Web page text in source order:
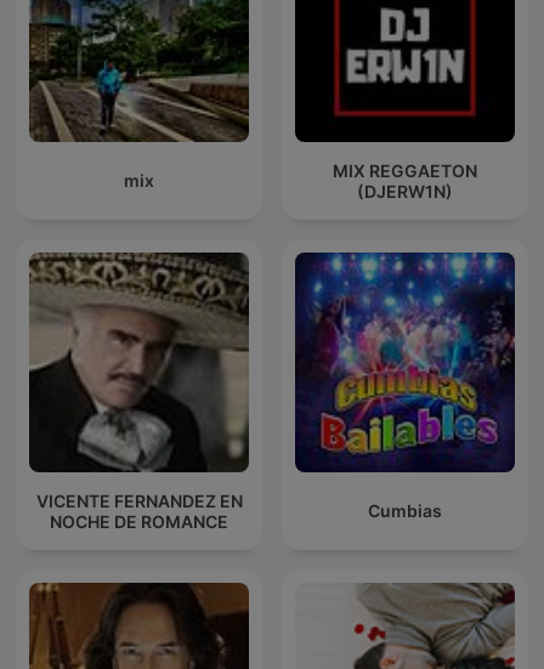
mix
MIX REGGAETON
(DJERW1N)
VICENTE FERNANDEZ EN
NOCHE DE ROMANCE
Cumbias